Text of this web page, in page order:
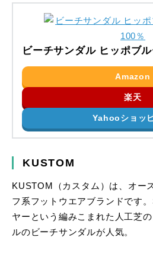
ビーチサンダル ヒッポブ
Amazon
楽天
Yahooショッ
KUSTOM
KUSTOM（カスタム）は、オー
フ系フットウエアブランドです
ヤーという編みこまれた人工芝
ルのビーチサンダルが人気。